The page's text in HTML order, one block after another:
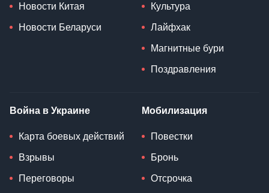
Новости Китая
Новости Беларуси
Культура
Лайфхак
Магнитные бури
Поздравления
Война в Украине
Карта боевых действий
Взрывы
Переговоры
Мобилизация
Повестки
Бронь
Отсрочка